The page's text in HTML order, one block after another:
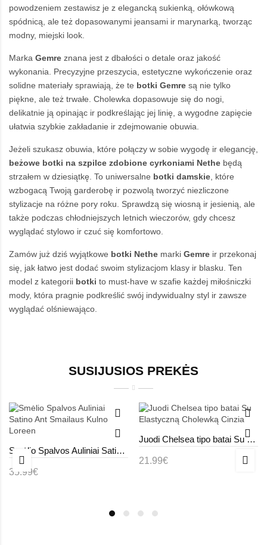
powodzeniem zestawisz je z elegancką sukienką, ołówkową
spódnicą, ale też dopasowanymi jeansami ir marynarką, tworząc
modny, miejski look.
Marka Gemre znana jest z dbałości o detale oraz jakość
wykonania. Precyzyjne przeszycia, estetyczne wykończenie oraz
solidne materiały sprawiają, że te botki Gemre są nie tylko
piękne, ale też trwałe. Cholewka dopasowuje się do nogi,
delikatnie ją opinając ir podkreślając jej linię, a wygodne zapięcie
ułatwia szybkie zakładanie ir zdejmowanie obuwia.
Jeżeli szukasz obuwia, które połączy w sobie wygodę ir elegancję,
beżowe botki na szpilce zdobione cyrkoniami Nethe będą
strzałem w dziesiątkę. To uniwersalne botki damskie, które
wzbogacą Twoją garderobę ir pozwolą tworzyć niezliczone
stylizacje na różne pory roku. Sprawdzą się wiosną ir jesienią, ale
także podczas chłodniejszych letnich wieczorów, gdy chcesz
wyglądać stylowo ir czuć się komfortowo.
Zamów już dziś wyjątkowe botki Nethe marki Gemre ir przekonaj
się, jak łatwo jest dodać swoim stylizacjom klasy ir blasku. Ten
model z kategorii botki to must-have w szafie każdej miłośniczki
mody, która pragnie podkreślić swój indywidualny styl ir zawsze
wyglądać olśniewająco.
SUSIJUSIOS PREKĖS
Smėlio Spalvos Auliniai Satino Ant Smailaus Kulno Loreen
35.99€
Juodi Chelsea tipo batai Su Elastyczną Cholewką Cinzia
21.99€